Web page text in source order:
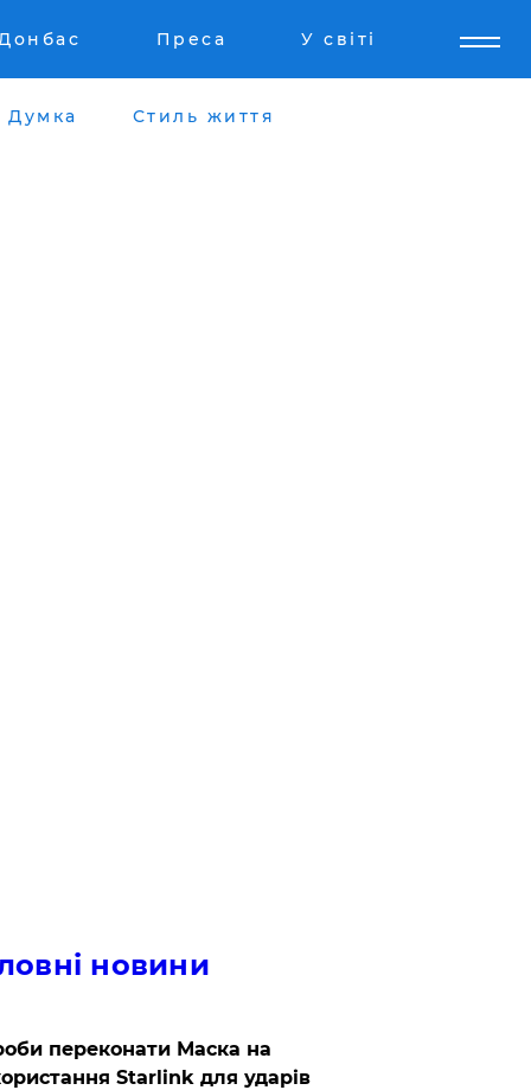
Преса У світі
Думка Стиль життя
новини
переконати Маска на
Starlink для ударів